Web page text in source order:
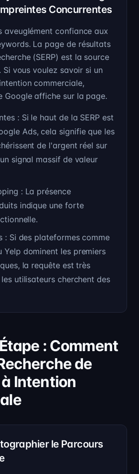
Concurrentes
aveuglément confiance aux
La page de résultats
(SERP) est la source
Si vous voulez savoir si un
commerciale,
Google affiche sur la page.
: Si le haut de la SERP est
Ads, cela signifie que les
de l'argent réel sur
signal massif de valeur
: La présence
indique une forte
: Si des plateformes comme
Yelp dominent les premiers
la requête est très
utilisateurs cherchent des
: Comment
de
Intention
le Parcours